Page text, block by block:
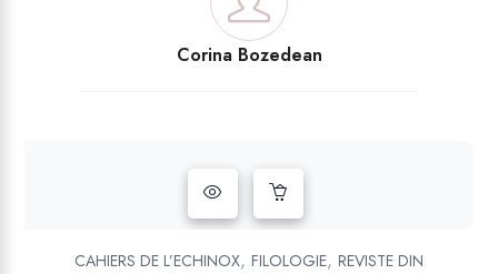
Corina Bozedean
CAHIERS DE L’ECHINOX, FILOLOGIE, REVISTE DIN